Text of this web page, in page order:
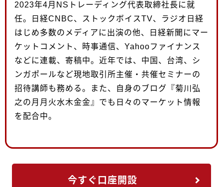
2023年4月NSトレーディング代表取締社長に就
任。日経CNBC、ストックボイスTV、ラジオ日経
はじめ多数のメディアに出演の他、日経新聞にマー
ケットコメント、時事通信、Yahooファイナンス
などに連載、寄稿中。近年では、中国、台湾、シ
ンガポールなど現地取引所主催・共催セミナーの
招待講師も務める。また、自身のブログ『菊川弘
之の月月火水木金金』でも日々のマーケット情報
を配合中。
今すぐ口座開設